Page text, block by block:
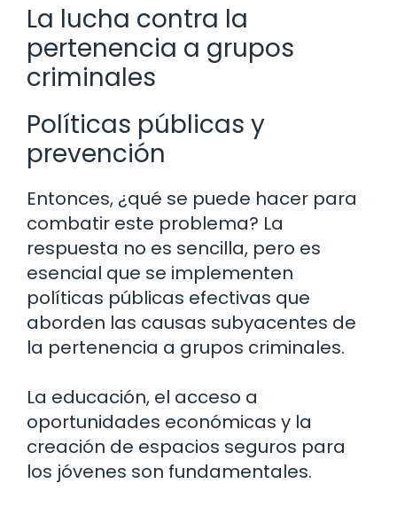
La lucha contra la
pertenencia a grupos
criminales
Políticas públicas y
prevención
Entonces, ¿qué se puede hacer para
combatir este problema? La
respuesta no es sencilla, pero es
esencial que se implementen
políticas públicas efectivas que
aborden las causas subyacentes de
la pertenencia a grupos criminales.
La educación, el acceso a
oportunidades económicas y la
creación de espacios seguros para
los jóvenes son fundamentales.